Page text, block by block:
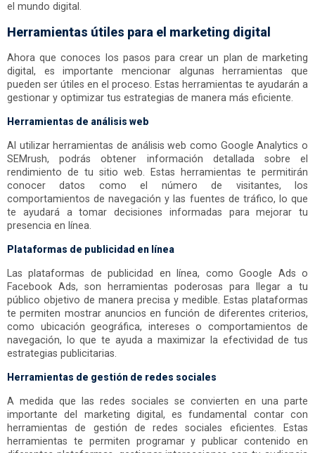
el mundo digital.
Herramientas útiles para el marketing digital
Ahora que conoces los pasos para crear un plan de marketing
digital, es importante mencionar algunas herramientas que
pueden ser útiles en el proceso. Estas herramientas te ayudarán a
gestionar y optimizar tus estrategias de manera más eficiente.
Herramientas de análisis web
Al utilizar herramientas de análisis web como Google Analytics o
SEMrush, podrás obtener información detallada sobre el
rendimiento de tu sitio web. Estas herramientas te permitirán
conocer datos como el número de visitantes, los
comportamientos de navegación y las fuentes de tráfico, lo que
te ayudará a tomar decisiones informadas para mejorar tu
presencia en línea.
Plataformas de publicidad en línea
Las plataformas de publicidad en línea, como Google Ads o
Facebook Ads, son herramientas poderosas para llegar a tu
público objetivo de manera precisa y medible. Estas plataformas
te permiten mostrar anuncios en función de diferentes criterios,
como ubicación geográfica, intereses o comportamientos de
navegación, lo que te ayuda a maximizar la efectividad de tus
estrategias publicitarias.
Herramientas de gestión de redes sociales
A medida que las redes sociales se convierten en una parte
importante del marketing digital, es fundamental contar con
herramientas de gestión de redes sociales eficientes. Estas
herramientas te permiten programar y publicar contenido en